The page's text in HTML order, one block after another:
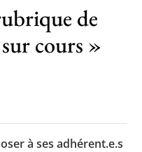
motions
de
cours »
à ses adhérent.e.s